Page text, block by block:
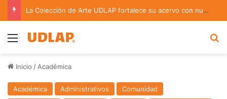
La Colección de Arte UDLAP fortalece su acervo con nuevas obras de artistas emergentes y consolidados
Menu
Inicio / Académica
Académica Administrativos
Comunidad